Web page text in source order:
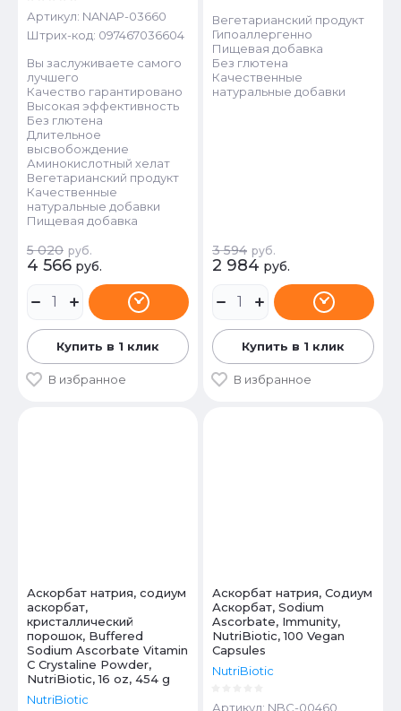
Артикул: NANAP-03660
Штрих-код: 097467036604
Вы заслуживаете самого
лучшего
Качество гарантировано
Высокая эффективность
Без глютена
Длительное
высвобождение
Аминокислотный хелат
Вегетарианский продукт
Качественные
натуральные добавки
Пищевая добавка
5 020 руб.
4 566 руб.
Купить в 1 клик
В избранное
Вегетарианский продукт
Гипоаллергенно
Пищевая добавка
Без глютена
Качественные
натуральные добавки
3 594 руб.
2 984 руб.
Купить в 1 клик
В избранное
Аскорбат натрия, содиум
аскорбат,
кристаллический
порошок, Buffered
Sodium Ascorbate Vitamin
C Crystaline Powder,
NutriBiotic, 16 oz, 454 g
NutriBiotic
Аскорбат натрия, Содиум
Аскорбат, Sodium
Ascorbate, Immunity,
NutriBiotic, 100 Vegan
Capsules
NutriBiotic
Артикул: NBC-00460